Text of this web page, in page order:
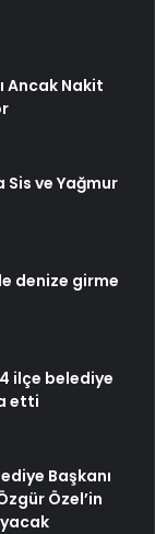
Ancak Nakit
ve Yağmur
denize girme
ilçe belediye
etti
Başkanı
Özel’in